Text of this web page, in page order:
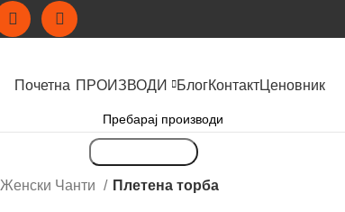
Почетна ПРОИЗВОДИ БлогКонтактЦеновник
Женски Чанти Плетена торба